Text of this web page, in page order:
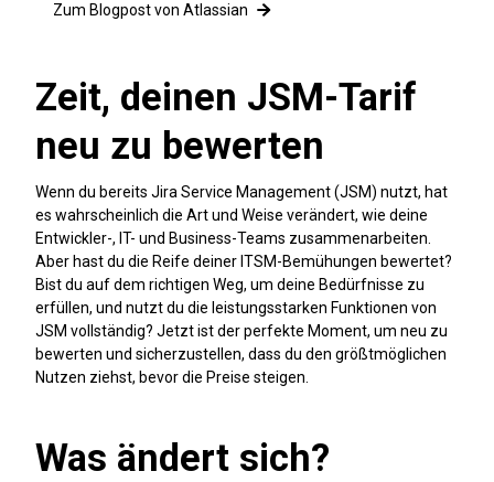
Zum Blogpost von Atlassian
Zeit, deinen JSM-Tarif
neu zu bewerten
Wenn du bereits Jira Service Management (JSM) nutzt, hat
es wahrscheinlich die Art und Weise verändert, wie deine
Entwickler-, IT- und Business-Teams zusammenarbeiten.
Aber hast du die Reife deiner ITSM-Bemühungen bewertet?
Bist du auf dem richtigen Weg, um deine Bedürfnisse zu
erfüllen, und nutzt du die leistungsstarken Funktionen von
JSM vollständig? Jetzt ist der perfekte Moment, um neu zu
bewerten und sicherzustellen, dass du den größtmöglichen
Nutzen ziehst, bevor die Preise steigen.
Was ändert sich?